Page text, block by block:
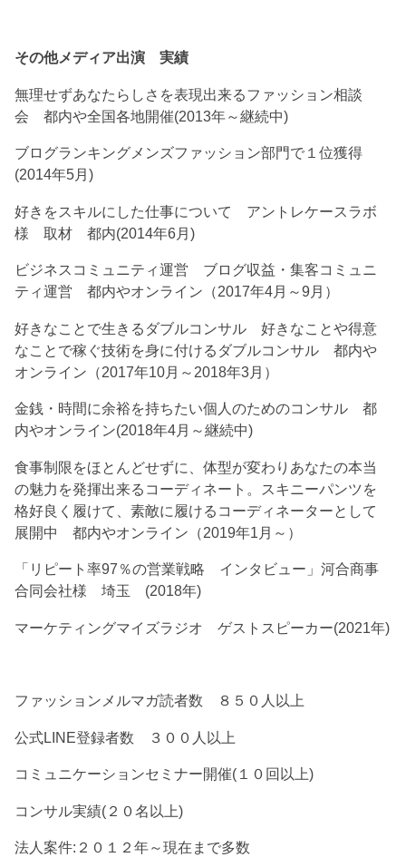
その他メディア出演 実績
無理せずあなたらしさを表現出来るファッション相談
会 都内や全国各地開催(2013年～継続中)
ブログランキングメンズファッション部門で１位獲得
(2014年5月)
好きをスキルにした仕事について アントレケースラボ
様 取材 都内(2014年6月)
ビジネスコミュニティ運営 ブログ収益・集客コミュニ
ティ運営 都内やオンライン（2017年4月～9月）
好きなことで生きるダブルコンサル 好きなことや得意
なことで稼ぐ技術を身に付けるダブルコンサル 都内や
オンライン（2017年10月～2018年3月）
金銭・時間に余裕を持ちたい個人のためのコンサル 都
内やオンライン(2018年4月～継続中)
食事制限をほとんどせずに、体型が変わりあなたの本当
の魅力を発揮出来るコーディネート。スキニーパンツを
格好良く履けて、素敵に履けるコーディネーターとして
展開中 都内やオンライン（2019年1月～）
「リピート率97％の営業戦略 インタビュー」河合商事
合同会社様 埼玉 (2018年)
マーケティングマイズラジオ ゲストスピーカー(2021年)
ファッションメルマガ読者数 ８５０人以上
公式LINE登録者数 ３００人以上
コミュニケーションセミナー開催(１０回以上)
コンサル実績(２０名以上)
法人案件:２０１２年～現在まで多数